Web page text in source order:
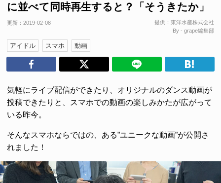
に並べて同時再生すると？「そうきたか」
更新： 2019-02-08 提供： 東洋水産株式会社
By - grape編集部
アイドル スマホ 動画
気軽にライブ配信ができたり、オリジナルのダンス動画が
投稿できたりと、スマホでの動画の楽しみかたが広がって
いる昨今。
そんなスマホならではの、ある”ユニークな動画”が公開さ
れました！